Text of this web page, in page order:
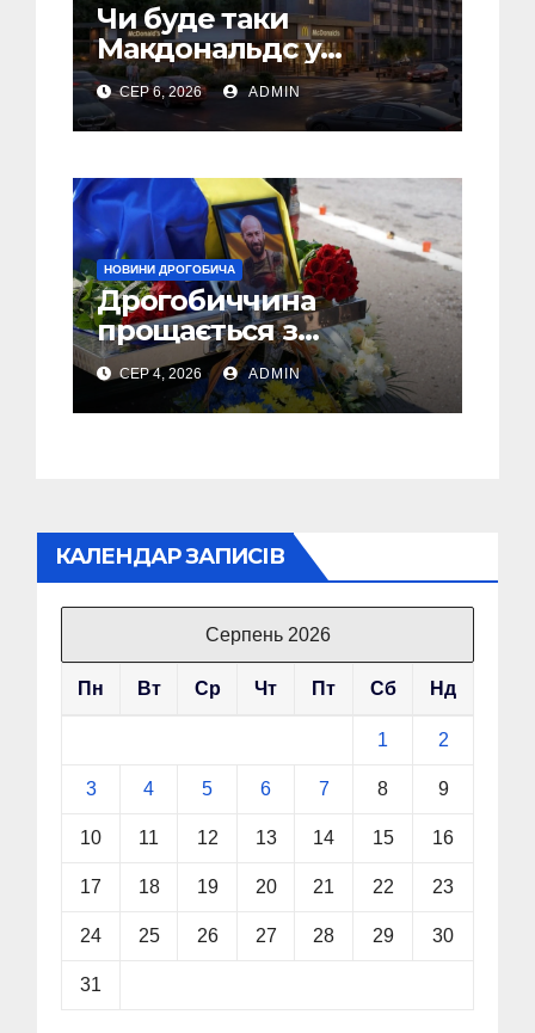
Чи буде таки
Макдональдс у
Дрогобичі? (Фото)
СЕР 6, 2026 ADMIN
НОВИНИ ДРОГОБИЧА
Дрогобиччина
прощається з
полеглим Воїном
Олегом Торським
СЕР 4, 2026 ADMIN
КАЛЕНДАР ЗАПИСІВ
Серпень 2026
Пн Вт Ср Чт Пт Сб Нд
1 2
3 4 5 6 7 8 9
10 11 12 13 14 15 16
17 18 19 20 21 22 23
24 25 26 27 28 29 30
31